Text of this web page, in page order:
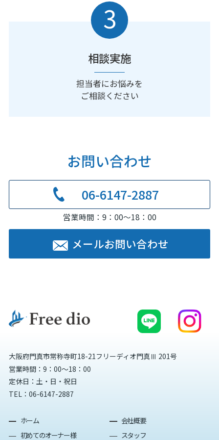
3
相談実施
担当者にお悩みを
ご相談ください
お問い合わせ
06-6147-2887
営業時間：9：00～18：00
メールお問い合わせ
大阪府門真市常称寺町18-21フリーディオ門真Ⅲ 201号
営業時間：9：00～18：00
定休日：土・日・祝日
TEL： 06-6147-2887
ホーム
初めてのオーナー様
会社概要
スタッフ